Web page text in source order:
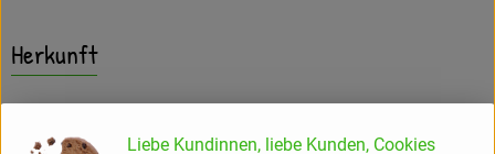
Herkunft
Liebe Kundinnen, liebe Kunden, Cookies